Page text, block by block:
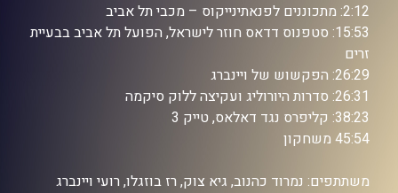
2:12: מתכוננים לפנאתינייקוס – מכבי תל אביב
15:53: סטפנוס דדאס חוזר לישראל, הפועל תל אביב בבעיית
זרים
26:29: הפקשוש של ויינברג
26:31: סדרות היורוליג ועקיצה ללוק סיקמה
38:23: קליפרס נגד דאלאס, טייק 3
45:54 משחקון
משתתפים: נמרוד כהנוב, גיא צוק, רז בוזגלו, רועי ויינברג